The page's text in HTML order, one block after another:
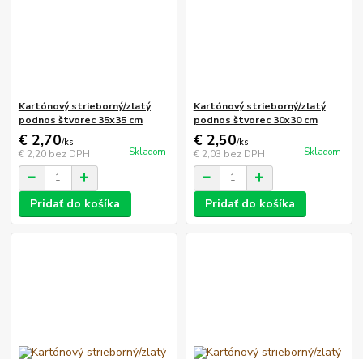
Kartónový strieborný/zlatý
podnos štvorec 35x35 cm
€ 2,70/ks
€ 2,20 bez DPH Skladom
Pridať do košíka
Kartónový strieborný/zlatý
podnos štvorec 30x30 cm
€ 2,50/ks
€ 2,03 bez DPH Skladom
Pridať do košíka